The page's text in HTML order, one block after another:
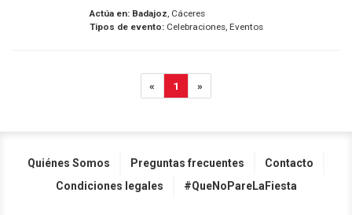
Actúa en: Badajoz, Cáceres
Tipos de evento:Celebraciones, Eventos
« 1 »
Quiénes Somos Preguntas frecuentes
Contacto
Condiciones legales
#QueNoPareLaFiesta